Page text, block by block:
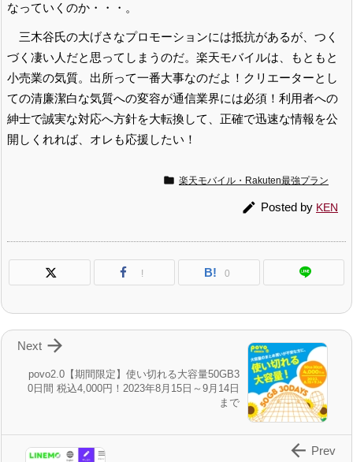
なっていくのか・・・。
三木谷氏の大げさなプロモーションには抵抗があるが、つく
づく凄い人だと思ってしまうのだ。楽天モバイルは、もともと
小売業の気質。出所って一番大事なのだよ！クリエーターとし
ての清廉潔白な気質への変容が通信業界には必須！利用者への
紳士で誠実な対応へ方針を大転換して、正確で迅速な情報を公
開しくれれば、オレも応援したい！
 楽天モバイル・Rakuten最強プラン
 Posted by KEN
! B! 0
povo2.0【期間限定】使い切れる大容量50GB3
0日間 税込4,000円！2023年8月15日～9月14日
まで

Next
 Prev